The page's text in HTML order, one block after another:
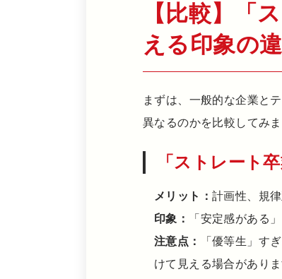
【比較】「
える印象の
まずは、一般的な企業と
異なるのかを比較してみ
「ストレート
メリット： 計画性、規
印象：
「安定感がある
注意点：
「優等生」す
けて見える場合がありま